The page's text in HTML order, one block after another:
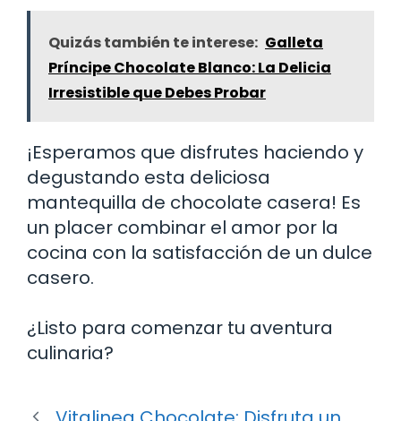
Quizás también te interese: Galleta
Príncipe Chocolate Blanco: La Delicia
Irresistible que Debes Probar
¡Esperamos que disfrutes haciendo y
degustando esta deliciosa
mantequilla de chocolate casera! Es
un placer combinar el amor por la
cocina con la satisfacción de un dulce
casero.
¿Listo para comenzar tu aventura
culinaria?